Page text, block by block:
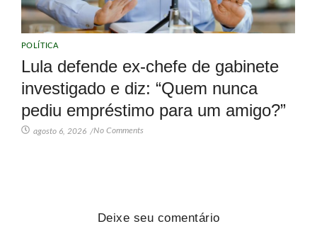
POLÍTICA
Lula defende ex-chefe de gabinete
investigado e diz: “Quem nunca
pediu empréstimo para um amigo?”
agosto 6, 2026 /No Comments
Deixe seu comentário